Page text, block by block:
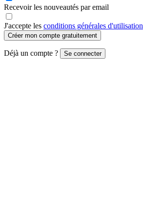
Recevoir les nouveautés par email
J'accepte les conditions générales d'utilisation
Créer mon compte gratuitement
Déjà un compte ? Se connecter